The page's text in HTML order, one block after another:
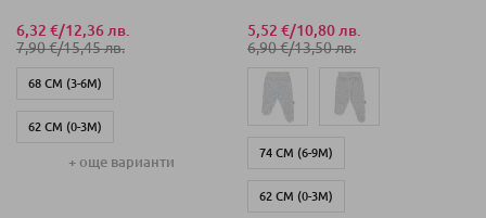
6,32 €/12,36 лв.
7,90 €/15,45 лв.
68 СМ (3-6М)
62 СМ (0-3М)
74 СМ (6-9М)
+ още варианти
5,52 €/10,80 лв.
6,90 €/13,50 лв.
74 СМ (6-9М)
62 СМ (0-3М)